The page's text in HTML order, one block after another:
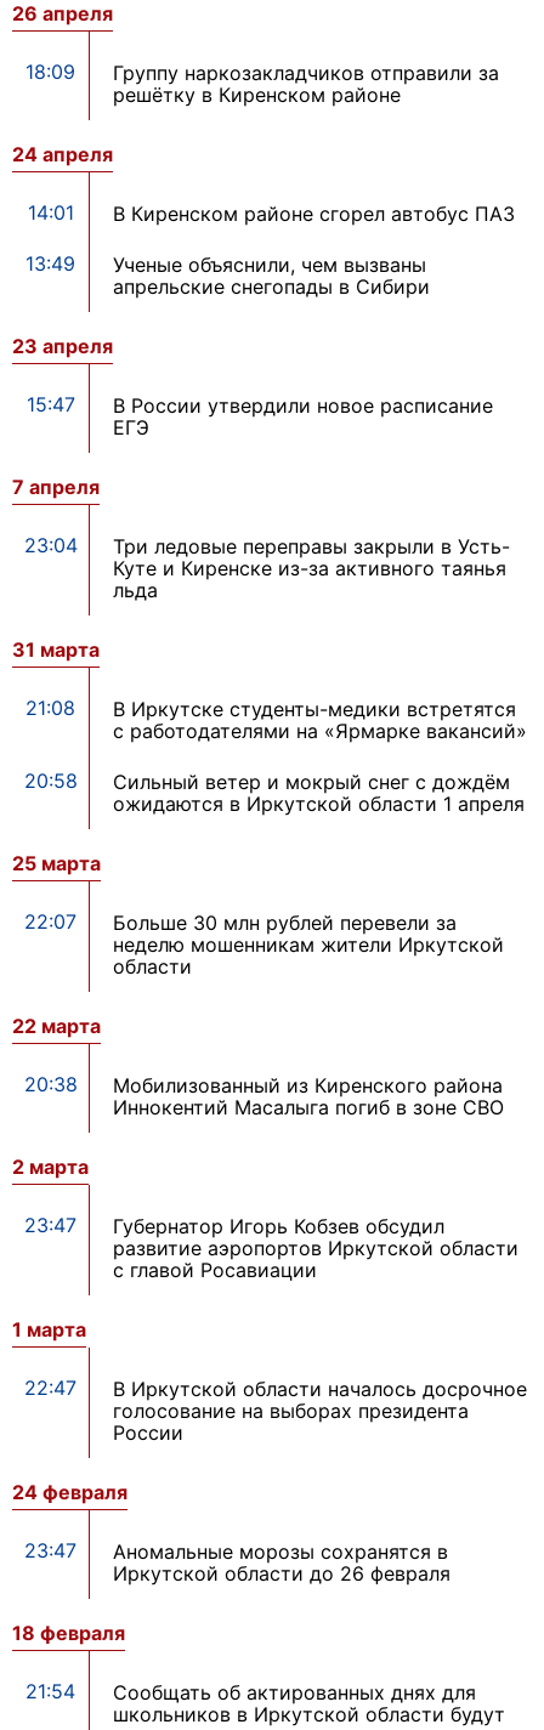
26 апреля
18:09
Группу наркозакладчиков отправили за
решётку в Киренском районе
24 апреля
14:01 В Киренском районе сгорел автобус ПАЗ
13:49
Ученые объяснили, чем вызваны
апрельские снегопады в Сибири
23 апреля
15:47
В России утвердили новое расписание
ЕГЭ
7 апреля
23:04
Три ледовые переправы закрыли в Усть-
Куте и Киренске из-за активного таянья
льда
31 марта
21:08
В Иркутске студенты-медики встретятся
с работодателями на «Ярмарке вакансий»
20:58
Сильный ветер и мокрый снег с дождём
ожидаются в Иркутской области 1 апреля
25 марта
22:07
Больше 30 млн рублей перевели за
неделю мошенникам жители Иркутской
области
22 марта
20:38
Мобилизованный из Киренского района
Иннокентий Масалыга погиб в зоне СВО
2 марта
23:47
Губернатор Игорь Кобзев обсудил
развитие аэропортов Иркутской области
с главой Росавиации
1 марта
22:47
В Иркутской области началось досрочное
голосование на выборах президента
России
24 февраля
23:47
Аномальные морозы сохранятся в
Иркутской области до 26 февраля
18 февраля
21:54
Сообщать об актированных днях для
школьников в Иркутской области будут